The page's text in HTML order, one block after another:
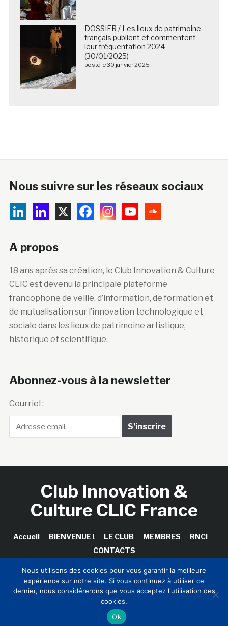
DOSSIER / Les lieux de patrimoine
français publient et commentent
leur fréquentation 2024
(30/01/2025)
posté le 30 janvier 2025
Nous suivre sur les réseaux sociaux
A propos
18 ans après sa création, le Club Innovation & Culture
CLIC est devenu la principale plateforme
francophone de veille, d’information, de formation et
de mutualisation sur l’innovation technologique et
sociale dans les lieux de patrimoine artistique,
historique et scientifique.
Abonnez-vous à la newsletter
Courriel :
Club Innovation &
Culture CLIC France
Accueil BIENVENUE ! LE CLUB MEMBRES
RNCI
CONTACTS
Copyright © 2026 Club Innovation & Culture CLIC France /
Sinapses Conseils
Nous utilisons des cookies pour vous garantir la meilleure
expérience sur notre site. Si vous continuez à utiliser ce
dernier, nous considérerons que vous acceptez l'utilisation des
cookies.
Ok